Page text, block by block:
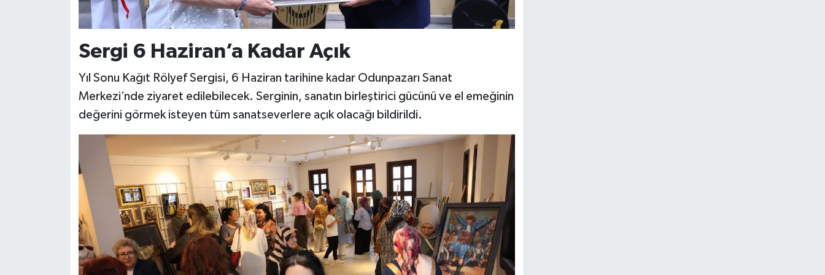
Sergi 6 Haziran’a Kadar Açık
Yıl Sonu Kağıt Rölyef Sergisi, 6 Haziran tarihine kadar Odunpazarı Sanat
Merkezi’nde ziyaret edilebilecek. Serginin, sanatın birleştirici gücünü ve el emeğinin
değerini görmek isteyen tüm sanatseverlere açık olacağı bildirildi.